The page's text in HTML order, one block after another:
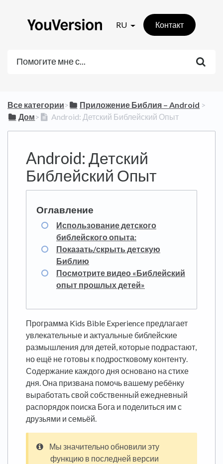
RU Контакт
Все категории​>​ ​Приложение Библия – Android ​ > ​
​Дом​>​ Android: Детский Библейский Опыт
Android: Детский
Библейский Опыт
Использование детского
библейского опыта:
Показать/скрыть детскую
Библию
Посмотрите видео «Библейский
опыт прошлых детей»
Программа Kids Bible Experience предлагает
увлекательные и актуальные библейские
размышления для детей, которые подрастают,
но ещё не готовы к подростковому контенту.
Содержание каждого дня основано на стихе
дня. Она призвана помочь вашему ребёнку
выработать свой собственный ежедневный
распорядок поиска Бога и поделиться им с
друзьями и семьёй.
Мы значительно обновили эту
функцию в последней версии